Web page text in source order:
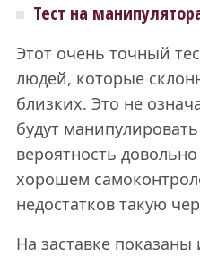
Тест на
Этот очень точный
людей, которые
близких. Это не
будут
вероятность
хорошем
недостатков такую
На заставке